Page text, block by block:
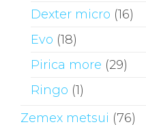
Dexter micro (16)
Evo (18)
Pirica more (29)
Ringo (1)
Zemex metsui (76)